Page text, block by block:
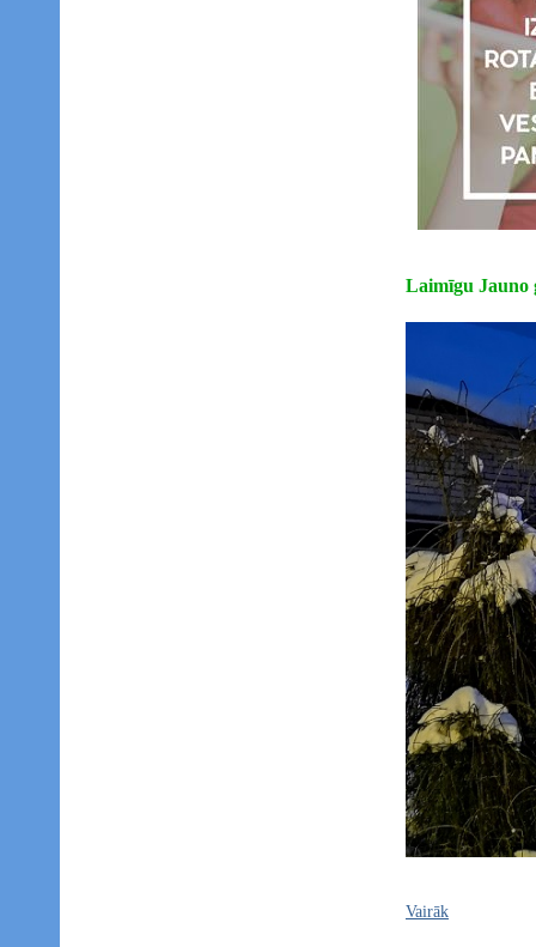
Laimīgu Jauno
Vairāk